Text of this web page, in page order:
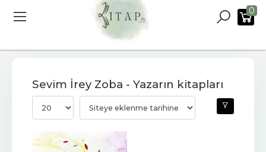
0
Sevim İrey Zoba - Yazarın kitapları